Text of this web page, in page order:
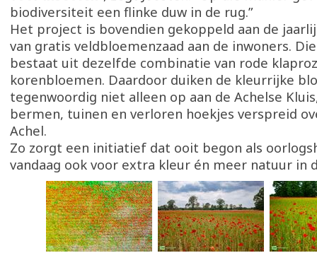
biodiversiteit een flinke duw in de rug.”
Het project is bovendien gekoppeld aan de
van gratis veldbloemenzaad aan de inwoners.
bestaat uit dezelfde combinatie van rode
korenbloemen. Daardoor duiken de kleurrijke
tegenwoordig niet alleen op aan de Achelse
bermen, tuinen en verloren hoekjes verspreid
Achel.
Zo zorgt een initiatief dat ooit begon als
vandaag ook voor extra kleur én meer natuur in